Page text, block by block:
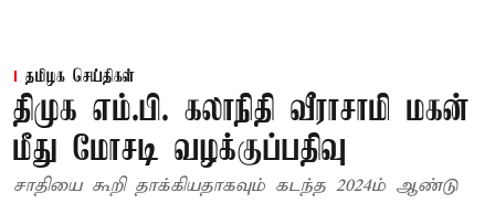
தமிழக செய்திகள்
திமுக எம்.பி. கலாநிதி வீராசாமி மகன்
மீது மோசடி வழக்குப்பதிவு
சாதியை கூறி தாக்கியதாகவும் கடந்த 2024ம் ஆண்டு